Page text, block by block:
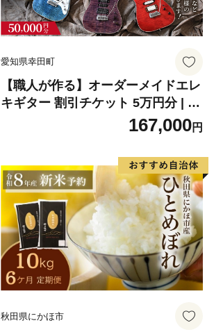
愛知県幸田町
【職人が作る】オーダーメイドエレ
キギター 割引チケット 5万円分 | ギ
ター 手作り カスタム チケット
167,000円
秋田県にかほ市